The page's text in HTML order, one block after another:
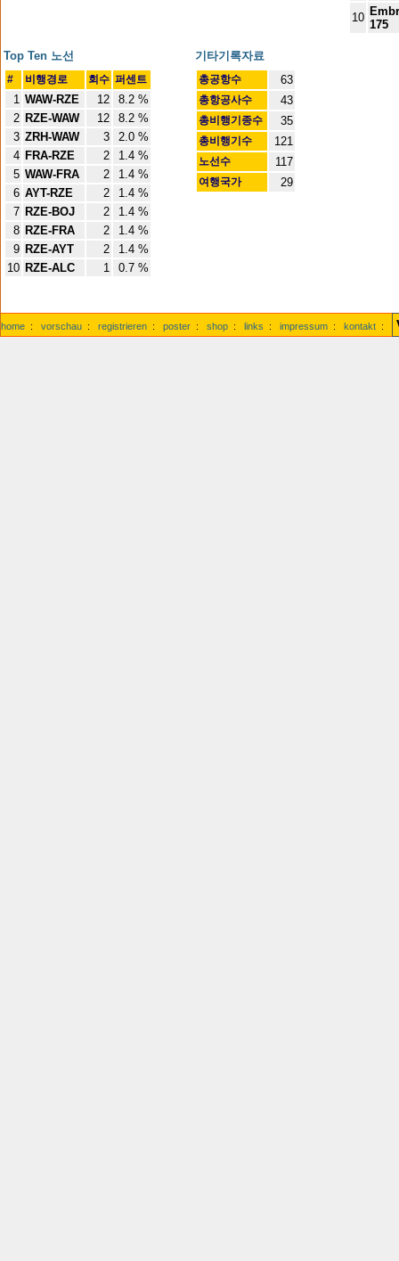
10
175
Top Ten 노선
# 비행경로 회수 퍼센트
1 WAW-RZE 12
8.2 %
2 RZE-WAW 12
8.2 %
3 ZRH-WAW 3
2.0 %
4 FRA-RZE 2
1.4 %
5 WAW-FRA 2
1.4 %
6 AYT-RZE 2
1.4 %
7 RZE-BOJ 2
1.4 %
8 RZE-FRA 2
1.4 %
9 RZE-AYT 2
1.4 %
10 RZE-ALC 1 0.7 %
기타기록자료
총공항수 63
총항공사수 43
총비행기종수 35
총비행기수 121
노선수 117
여행국가 29
home : vorschau : registrieren : poster : shop : links : impressum : kontakt :